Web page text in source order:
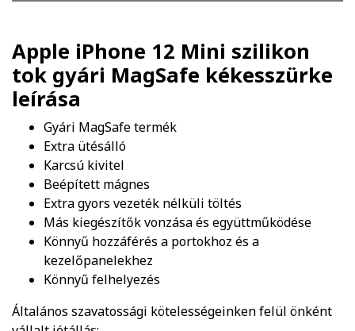
Apple iPhone 12 Mini szilikon
tok gyári MagSafe kékesszürke
leírása
Gyári MagSafe termék
Extra ütésálló
Karcsú kivitel
Beépített mágnes
Extra gyors vezeték nélküli töltés
Más kiegészítők vonzása és együttműködése
Könnyű hozzáférés a portokhoz és a
kezelőpanelekhez
Könnyű felhelyezés
Általános szavatossági kötelességeinken felül önként